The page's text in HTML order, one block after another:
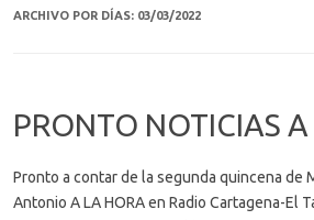
ARCHIVO POR DÍAS: 03/03/2022
PRONTO NOTICIAS
Pronto a contar de la segunda quincena de
Antonio A LA HORA en Radio Cartagena-